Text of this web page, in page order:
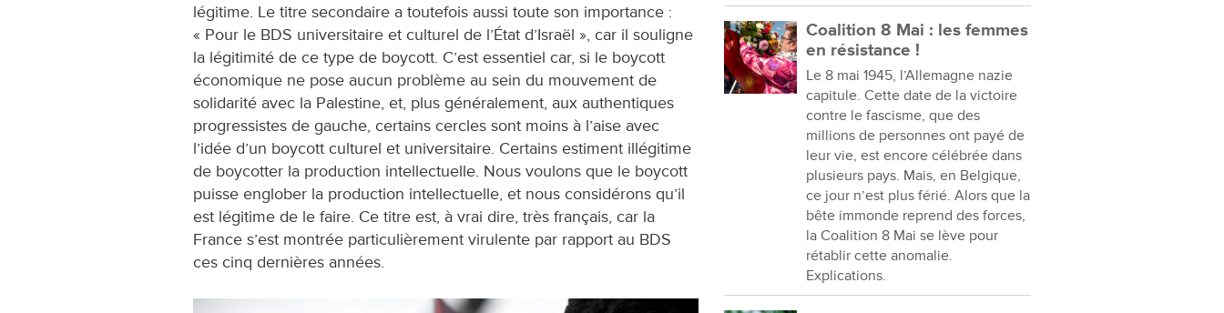
légitime. Le titre secondaire a toutefois aussi toute son importance :
« Pour le BDS universitaire et culturel de l’État d’Israël », car il souligne
la légitimité de ce type de boycott. C’est essentiel car, si le boycott
économique ne pose aucun problème au sein du mouvement de
solidarité avec la Palestine, et, plus généralement, aux authentiques
progressistes de gauche, certains cercles sont moins à l’aise avec
l’idée d’un boycott culturel et universitaire. Certains estiment illégitime
de boycotter la production intellectuelle. Nous voulons que le boycott
puisse englober la production intellectuelle, et nous considérons qu’il
est légitime de le faire. Ce titre est, à vrai dire, très français, car la
France s’est montrée particulièrement virulente par rapport au BDS
ces cinq dernières années.
Coalition 8 Mai : les femmes
en résistance !
Le 8 mai 1945, l’Allemagne nazie
capitule. Cette date de la victoire
contre le fascisme, que des
millions de personnes ont payé de
leur vie, est encore célébrée dans
plusieurs pays. Mais, en Belgique,
ce jour n’est plus férié. Alors que la
bête immonde reprend des forces,
la Coalition 8 Mai se lève pour
rétablir cette anomalie.
Explications.